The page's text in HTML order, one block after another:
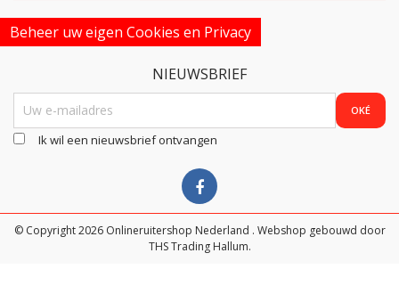
Beheer uw eigen Cookies en Privacy
NIEUWSBRIEF
Ik wil een nieuwsbrief ontvangen
© Copyright 2026 Onlineruitershop Nederland . Webshop gebouwd door
THS Trading Hallum.